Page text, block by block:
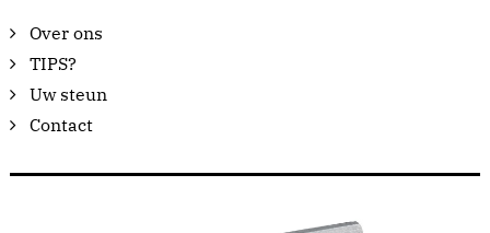
Over ons
TIPS?
Uw steun
Contact